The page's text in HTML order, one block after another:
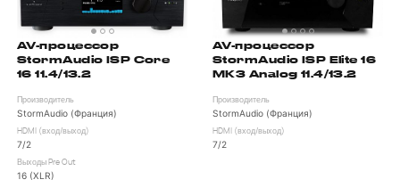
AV-процессор
StormAudio ISP Core
16 11.4/13.2
Производитель
StormAudio (Франция)
HDMI (вход/выход)
7/2
Выходы Pre Out
16 (XLR)
AV-процессор
StormAudio ISP Elite 16
MK3 Analog 11.4/13.2
Производитель
StormAudio (Франция)
HDMI (вход/выход)
7/2